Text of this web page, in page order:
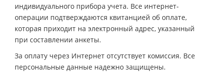
индивидуального прибора учета. Все интернет-
операции подтверждаются квитанцией об оплате,
которая приходит на электронный адрес, указанный
при составлении анкеты.
За оплату через Интернет отсутствует комиссия. Все
персональные данные надежно защищены.